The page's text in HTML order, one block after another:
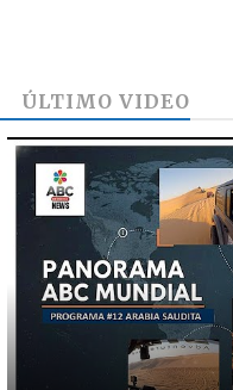
ÚLTIMO VIDEO